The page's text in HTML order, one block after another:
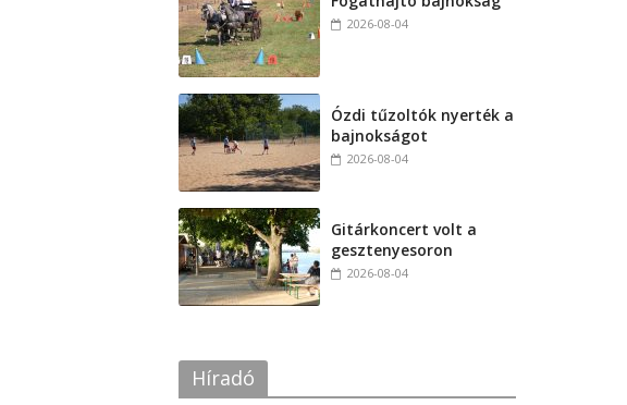
2026-08-04
Ózdi tűzoltók nyerték a
bajnokságot
2026-08-04
Gitárkoncert volt a
gesztenyesoron
2026-08-04
Híradó